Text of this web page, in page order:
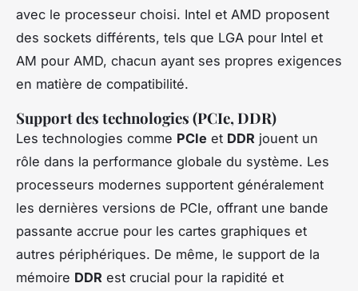
avec le processeur choisi. Intel et AMD proposent
des sockets différents, tels que LGA pour Intel et
AM pour AMD, chacun ayant ses propres exigences
en matière de compatibilité.
Support des technologies (PCIe, DDR)
Les technologies comme PCIe et DDR jouent un
rôle dans la performance globale du système. Les
processeurs modernes supportent généralement
les dernières versions de PCIe, offrant une bande
passante accrue pour les cartes graphiques et
autres périphériques. De même, le support de la
mémoire DDR est crucial pour la rapidité et